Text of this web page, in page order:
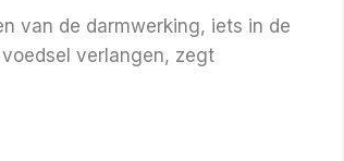
van de darmwerking, iets in de
verlangen, zegt